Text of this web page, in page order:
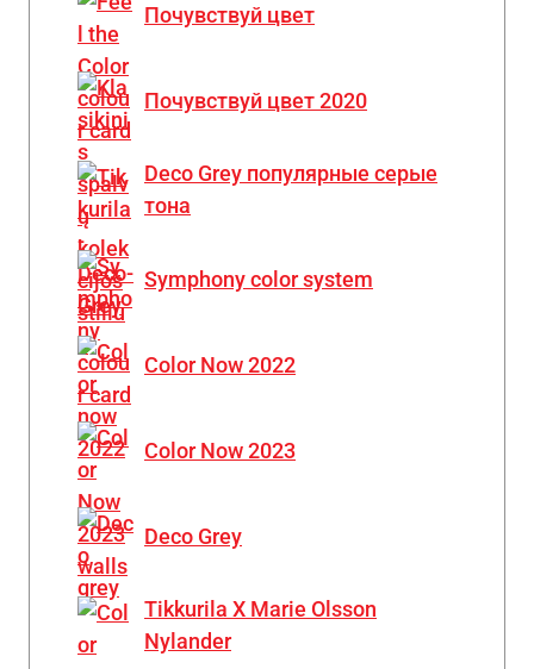
Почувствуй цвет
Почувствуй цвет 2020
Deco Grey популярные серые
тона
Symphony color system
Color Now 2022
Color Now 2023
Deco Grey
Tikkurila X Marie Olsson
Nylander